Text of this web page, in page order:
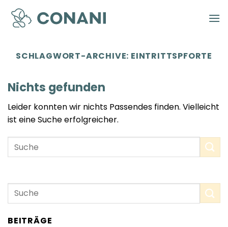
Zum
Inhalt
springen
SCHLAGWORT-ARCHIVE: EINTRITTSPFORTE
Nichts gefunden
Leider konnten wir nichts Passendes finden. Vielleicht
ist eine Suche erfolgreicher.
BEITRÄGE